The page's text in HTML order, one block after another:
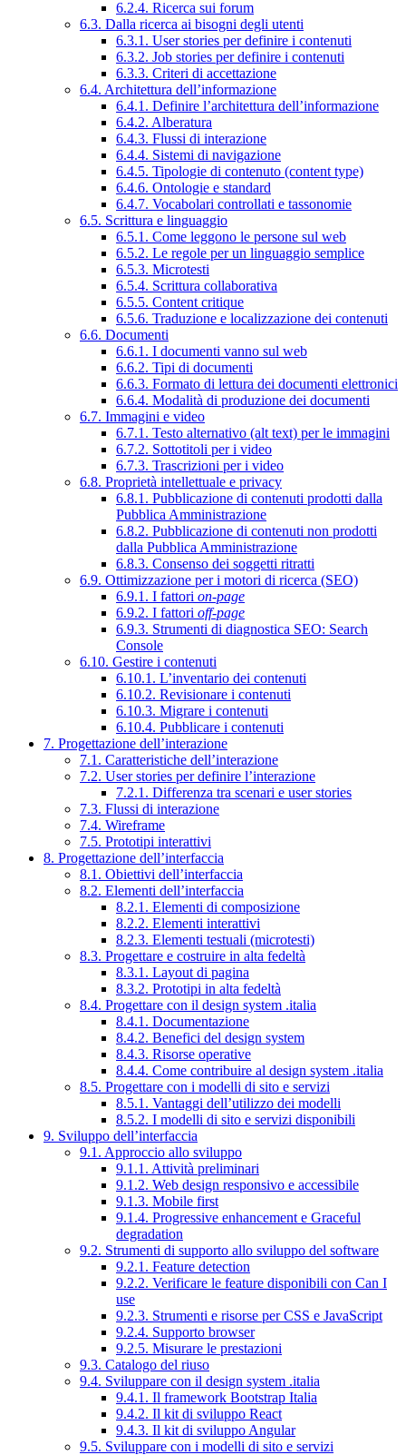
6.2.4. Ricerca sui forum
6.3. Dalla ricerca ai bisogni degli utenti
6.3.1. User stories per definire i contenuti
6.3.2. Job stories per definire i contenuti
6.3.3. Criteri di accettazione
6.4. Architettura dell’informazione
6.4.1. Definire l’architettura dell’informazione
6.4.2. Alberatura
6.4.3. Flussi di interazione
6.4.4. Sistemi di navigazione
6.4.5. Tipologie di contenuto (content type)
6.4.6. Ontologie e standard
6.4.7. Vocabolari controllati e tassonomie
6.5. Scrittura e linguaggio
6.5.1. Come leggono le persone sul web
6.5.2. Le regole per un linguaggio semplice
6.5.3. Microtesti
6.5.4. Scrittura collaborativa
6.5.5. Content critique
6.5.6. Traduzione e localizzazione dei contenuti
6.6. Documenti
6.6.1. I documenti vanno sul web
6.6.2. Tipi di documenti
6.6.3. Formato di lettura dei documenti elettronici
6.6.4. Modalità di produzione dei documenti
6.7. Immagini e video
6.7.1. Testo alternativo (alt text) per le immagini
6.7.2. Sottotitoli per i video
6.7.3. Trascrizioni per i video
6.8. Proprietà intellettuale e privacy
6.8.1. Pubblicazione di contenuti prodotti dalla
Pubblica Amministrazione
6.8.2. Pubblicazione di contenuti non prodotti
dalla Pubblica Amministrazione
6.8.3. Consenso dei soggetti ritratti
6.9. Ottimizzazione per i motori di ricerca (SEO)
6.9.1. I fattori on-page
6.9.2. I fattori off-page
6.9.3. Strumenti di diagnostica SEO: Search
Console
6.10. Gestire i contenuti
6.10.1. L’inventario dei contenuti
6.10.2. Revisionare i contenuti
6.10.3. Migrare i contenuti
6.10.4. Pubblicare i contenuti
7. Progettazione dell’interazione
7.1. Caratteristiche dell’interazione
7.2. User stories per definire l’interazione
7.2.1. Differenza tra scenari e user stories
7.3. Flussi di interazione
7.4. Wireframe
7.5. Prototipi interattivi
8. Progettazione dell’interfaccia
8.1. Obiettivi dell’interfaccia
8.2. Elementi dell’interfaccia
8.2.1. Elementi di composizione
8.2.2. Elementi interattivi
8.2.3. Elementi testuali (microtesti)
8.3. Progettare e costruire in alta fedeltà
8.3.1. Layout di pagina
8.3.2. Prototipi in alta fedeltà
8.4. Progettare con il design system .italia
8.4.1. Documentazione
8.4.2. Benefici del design system
8.4.3. Risorse operative
8.4.4. Come contribuire al design system .italia
8.5. Progettare con i modelli di sito e servizi
8.5.1. Vantaggi dell’utilizzo dei modelli
8.5.2. I modelli di sito e servizi disponibili
9. Sviluppo dell’interfaccia
9.1. Approccio allo sviluppo
9.1.1. Attività preliminari
9.1.2. Web design responsivo e accessibile
9.1.3. Mobile first
9.1.4. Progressive enhancement e Graceful
degradation
9.2. Strumenti di supporto allo sviluppo del software
9.2.1. Feature detection
9.2.2. Verificare le feature disponibili con Can I
use
9.2.3. Strumenti e risorse per CSS e JavaScript
9.2.4. Supporto browser
9.2.5. Misurare le prestazioni
9.3. Catalogo del riuso
9.4. Sviluppare con il design system .italia
9.4.1. Il framework Bootstrap Italia
9.4.2. Il kit di sviluppo React
9.4.3. Il kit di sviluppo Angular
9.5. Sviluppare con i modelli di sito e servizi